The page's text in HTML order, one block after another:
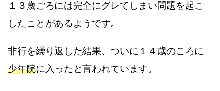
１３歳ごろには完全にグレてしまい問題を起こ
したことがあるようです。
非行を繰り返した結果、ついに１４歳のころに
少年院に入ったと言われています。